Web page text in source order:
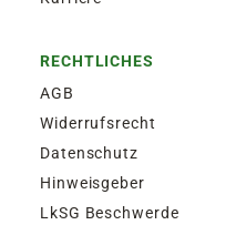
RECHTLICHES
AGB
Widerrufsrecht
Datenschutz
Hinweisgeber
LkSG Beschwerde